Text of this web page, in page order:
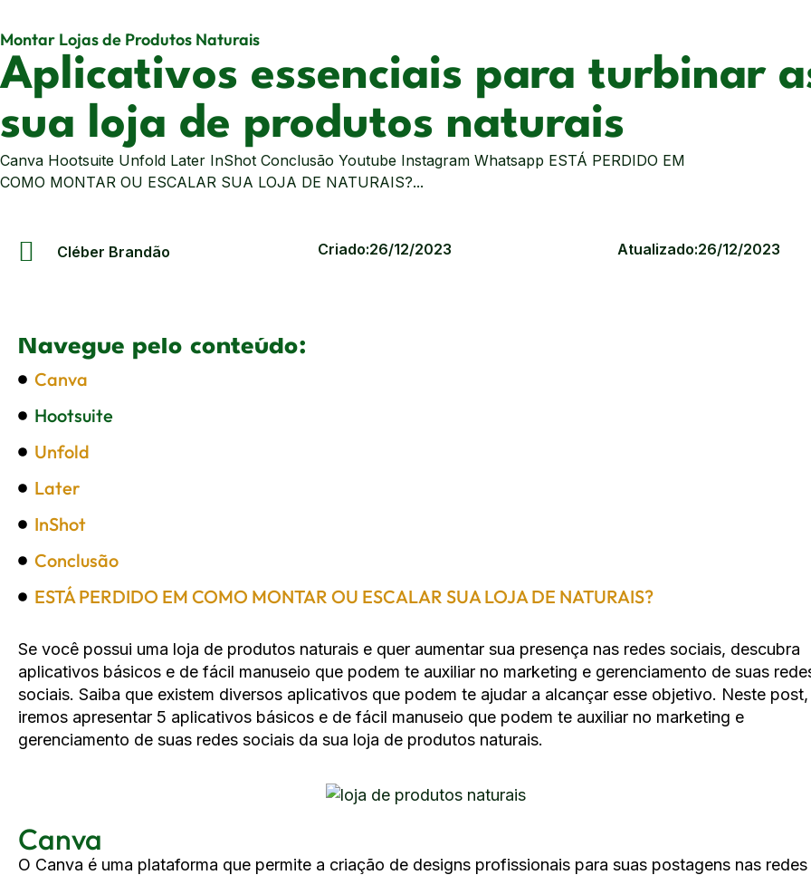
Montar Lojas de Produtos Naturais
Aplicativos essenciais para turbinar
sua loja de produtos naturais
Canva Hootsuite Unfold Later InShot Conclusão Youtube Instagram Whatsapp ESTÁ PERDIDO EM
COMO MONTAR OU ESCALAR SUA LOJA DE NATURAIS?...
Cléber Brandão Criado:26/12/2023 Atualizado:26/12/2023
Navegue pelo conteúdo:
Canva
Hootsuite
Unfold
Later
InShot
Conclusão
ESTÁ PERDIDO EM COMO MONTAR OU ESCALAR SUA LOJA DE NATURAIS?
Se você possui uma loja de produtos naturais e quer aumentar sua presença nas redes sociais, descubra
aplicativos básicos e de fácil manuseio que podem te auxiliar no marketing e gerenciamento de suas
sociais. Saiba que existem diversos aplicativos que podem te ajudar a alcançar esse objetivo. Neste post,
iremos apresentar 5 aplicativos básicos e de fácil manuseio que podem te auxiliar no marketing e
gerenciamento de suas redes sociais da sua loja de produtos naturais.
Canva
O Canva é uma plataforma que permite a criação de designs profissionais para suas postagens nas redes